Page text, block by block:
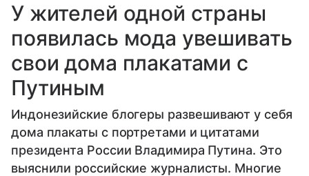
У жителей одной страны
появилась мода увешивать
свои дома плакатами с
Путиным
Индонезийские блогеры развешивают у себя
дома плакаты с портретами и цитатами
президента России Владимира Путина. Это
выяснили российские журналисты. Многие